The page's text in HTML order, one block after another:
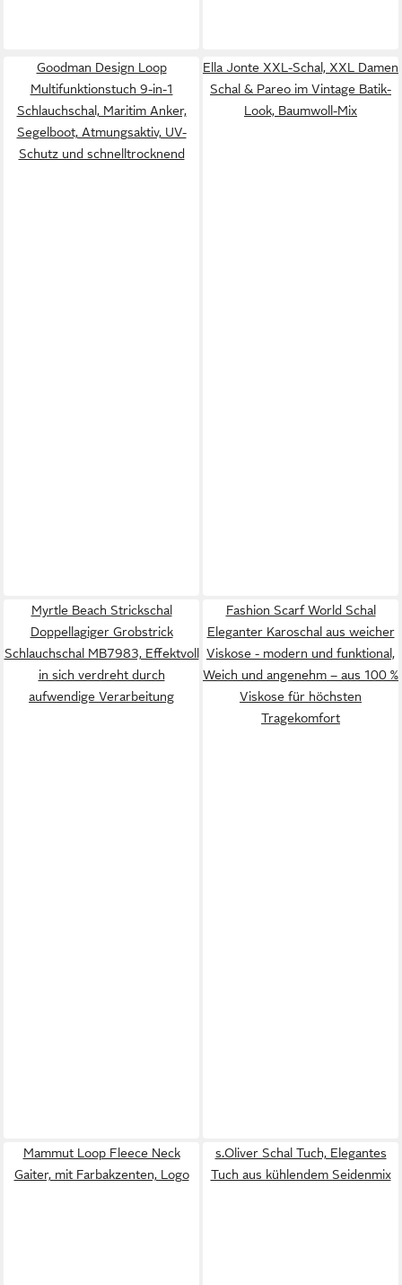
Goodman Design Loop
Multifunktionstuch 9-in-1
Schlauchschal, Maritim Anker,
Segelboot, Atmungsaktiv, UV-
Schutz und schnelltrocknend
Ella Jonte XXL-Schal, XXL Damen
Schal & Pareo im Vintage Batik-
Look, Baumwoll-Mix
Myrtle Beach Strickschal
Doppellagiger Grobstrick
Schlauchschal MB7983, Effektvoll
in sich verdreht durch
aufwendige Verarbeitung
Fashion Scarf World Schal
Eleganter Karoschal aus weicher
Viskose - modern und funktional,
Weich und angenehm – aus 100 %
Viskose für höchsten
Tragekomfort
Mammut Loop Fleece Neck
Gaiter, mit Farbakzenten, Logo
s.Oliver Schal Tuch, Elegantes
Tuch aus kühlendem Seidenmix